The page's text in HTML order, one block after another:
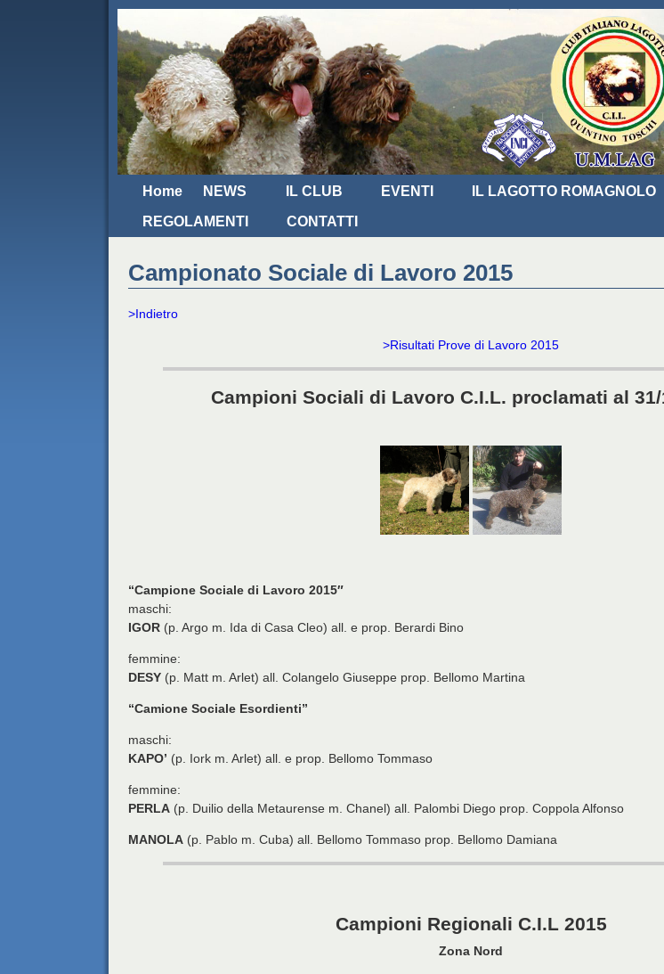
Home NEWS IL CLUB EVENTI IL LAGOTTO ROMAGNOLO
REGOLAMENTI
CONTATTI
Campionato Sociale di Lavoro 2015
>Indietro
>Risultati Prove di Lavoro 2015
Campioni Sociali di Lavoro C.I.L. proclamati al 31/
“Campione Sociale di Lavoro 2015″
maschi:
IGOR (p. Argo m. Ida di Casa Cleo) all. e prop. Berardi Bino
femmine:
DESY (p. Matt m. Arlet) all. Colangelo Giuseppe prop. Bellomo Martina
“Camione Sociale Esordienti”
maschi:
KAPO’ (p. Iork m. Arlet) all. e prop. Bellomo Tommaso
femmine:
PERLA (p. Duilio della Metaurense m. Chanel) all. Palombi Diego prop. Coppola Alfonso
MANOLA (p. Pablo m. Cuba) all. Bellomo Tommaso prop. Bellomo Damiana
Campioni Regionali C.I.L 2015
Zona Nord